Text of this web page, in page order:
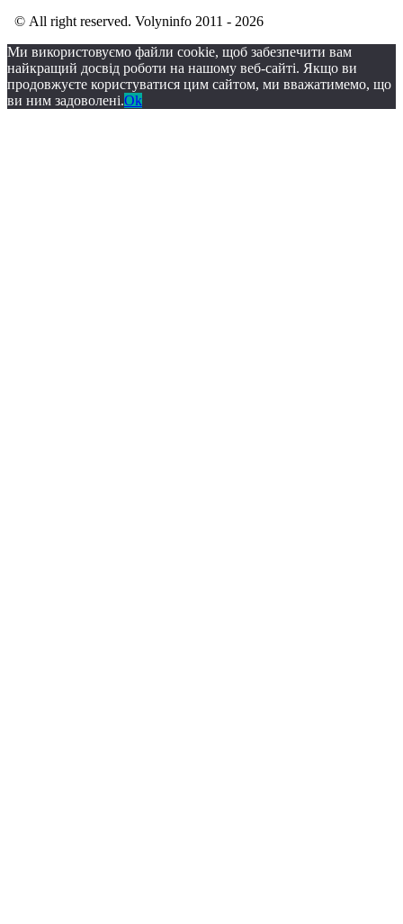
© All right reserved. Volyninfo 2011 - 2026
Ми використовуємо файли cookie, щоб забезпечити вам
найкращий досвід роботи на нашому веб-сайті. Якщо ви
продовжуєте користуватися цим сайтом, ми вважатимемо, що
ви ним задоволені.Ok